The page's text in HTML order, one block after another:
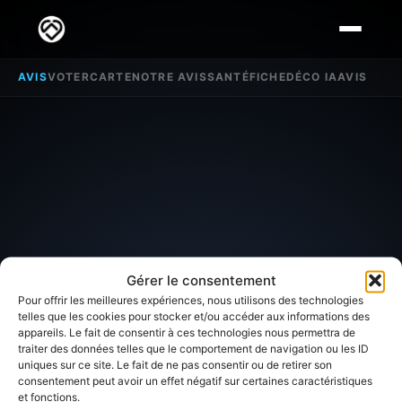
Gérer le consentement
Pour offrir les meilleures expériences, nous utilisons des technologies
telles que les cookies pour stocker et/ou accéder aux informations des
appareils. Le fait de consentir à ces technologies nous permettra de
traiter des données telles que le comportement de navigation ou les ID
uniques sur ce site. Le fait de ne pas consentir ou de retirer son
consentement peut avoir un effet négatif sur certaines caractéristiques
et fonctions.
AVISVOTERCARTENOTRE AVISSANTÉFICHEDÉCO IAAVIS
SECTEUR D'INTÉRÊT